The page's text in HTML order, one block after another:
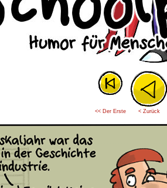
<< Der Erste < Zurück